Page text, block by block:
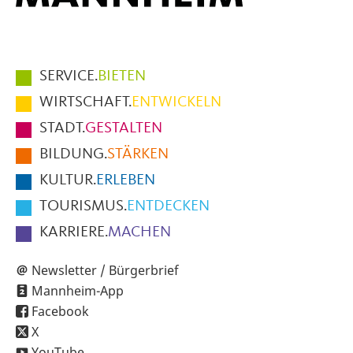
Hauptmenüpunkte
im
Fußbereich
der
Seite
SERVICE.BIETEN
WIRTSCHAFT.ENTWICKELN
STADT.GESTALTEN
BILDUNG.STÄRKEN
KULTUR.ERLEBEN
TOURISMUS.ENTDECKEN
KARRIERE.MACHEN
Newsletter / Bürgerbrief
Mannheim-App
Facebook
X